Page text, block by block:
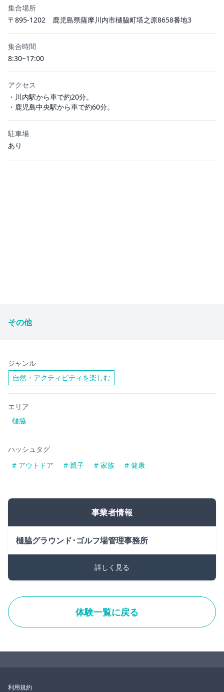
集合場所
〒895-1202 鹿児島県薩摩川内市樋脇町塔之原8658番地3
集合時間
8:30~17:00
アクセス
・川内駅から車で約20分。
・鹿児島中央駅から車で約60分。
駐車場
あり
その他
ジャンル
自然・アクティビティを楽しむ
エリア
樋脇
ハッシュタグ
# アウトドア
# 親子 # 家族 # 健康
事業者情報
樋脇グラウンド･ゴルフ場管理事務所
詳しく見る
体験一覧に戻る
利用規約